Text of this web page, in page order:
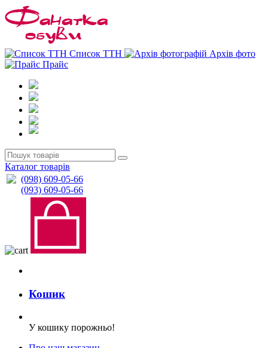
Список ТТН
Архів фото
Прайс
Каталог товарів
(098) 609-05-66
(093) 609-05-66
Кошик
У кошику порожньо!